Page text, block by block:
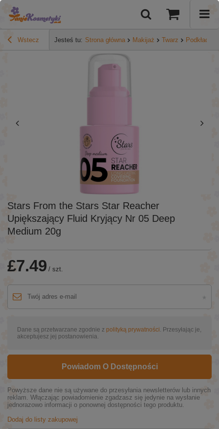
Wstecz Jesteś tu: Strona główna Makijaż Twarz Podkłady
Stars From the Stars Star Reacher
Upiększający Fluid Kryjący Nr 05 Deep
Medium 20g
£7.49 / szt.
Dane są przetwarzane zgodnie z polityką prywatności . Przesyłając je,
akceptujesz jej postanowienia.
Powiadom O Dostępności
Powyższe dane nie są używane do przesyłania newsletterów lub innych
reklam. Włączając powiadomienie zgadzasz się jedynie na wysłanie
jednorazowo informacji o ponownej dostępności tego produktu.
Dodaj do listy zakupowej